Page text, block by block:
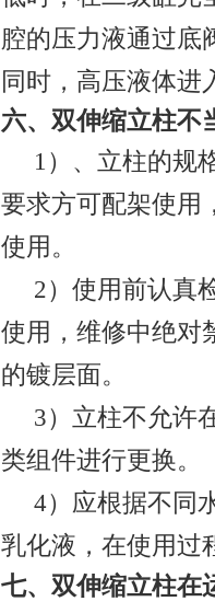
腔的压力液通过底
同时，高压液体进
六、双伸缩立柱不
1 ）、立柱的规
要求方可配架使用
使用。
2）使用前认真
使用，维修中绝对
的镀层面。
3）立柱不允许
类组件进行更换。
4）应根据不同
乳化液，在使用过
七、双伸缩立柱在